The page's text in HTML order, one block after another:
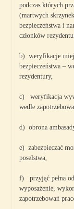
podczas których
(martwych
bezpieczeństwa i
członków
b) weryfikacje
bezpieczeństwa –
rezydentury,
c) weryfikacja
wedle
d) obrona
e) zabezpieczać
poselstwa,
f) przyjąć pełna
wyposażenie,
zapotrzebowań